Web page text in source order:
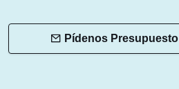
Pídenos Presupuesto